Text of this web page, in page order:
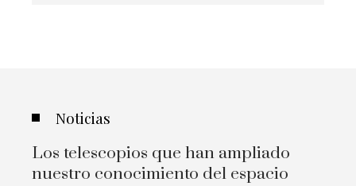
Noticias
Los telescopios que han ampliado
nuestro conocimiento del espacio